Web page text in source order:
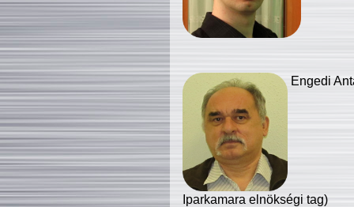
Engedi
Iparkamara elnökségi tag)